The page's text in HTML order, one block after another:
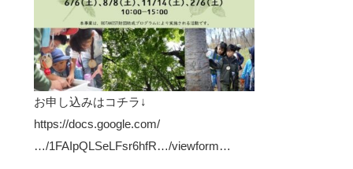
お申し込みはコチラ↓
https://docs.google.com/
…/1FAIpQLSeLFsr6hfR…/viewform…